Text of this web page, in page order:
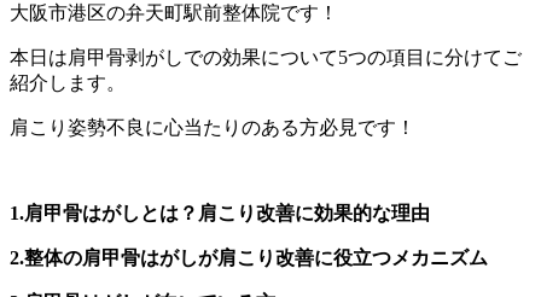
大阪市港区の弁天町駅前整体院です！
本日は肩甲骨剥がしでの効果について5つの項目に分けてご
紹介します。
肩こり姿勢不良に心当たりのある方必見です！
1.肩甲骨はがしとは？肩こり改善に効果的な理由
2.整体の肩甲骨はがしが肩こり改善に役立つメカニズム